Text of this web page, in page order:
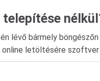
lévő bármely
online letöltésére